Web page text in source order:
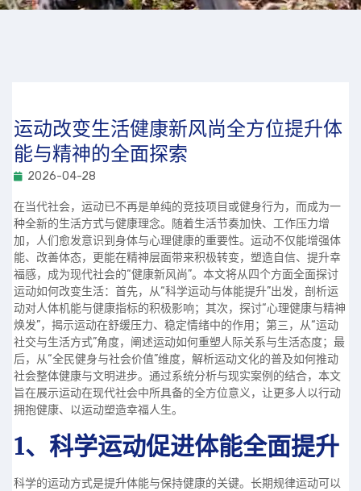
运动改变生活健康新风尚全方位提升体
能与精神的全面探索
2026-04-28
在当代社会，运动已不再是单纯的竞技项目或健身行为，而成为一
种全新的生活方式与健康理念。随着生活节奏加快、工作压力增
加，人们愈发意识到身体与心理健康的重要性。运动不仅能增强体
能、改善体态，更能在精神层面带来积极转变，塑造自信、提升幸
福感，成为现代社会的“健康新风尚”。本文将从四个方面全面探讨
运动如何改变生活：首先，从“科学运动与体能提升”出发，剖析运
动对人体机能与健康指标的积极影响；其次，探讨“心理健康与精神
焕发”，揭示运动在舒缓压力、稳定情绪中的作用；第三，从“运动
社交与生活方式”角度，阐述运动如何重塑人际关系与生活态度；最
后，从“全民健身与社会价值”维度，解析运动文化的普及如何推动
社会整体健康与文明进步。通过系统分析与现实案例的结合，本文
旨在展示运动在现代社会中所具备的全方位意义，让更多人以行动
拥抱健康、以运动塑造幸福人生。
1、科学运动促进体能全面提升
科学的运动方式是提升体能与保持健康的关键。长期规律运动可以